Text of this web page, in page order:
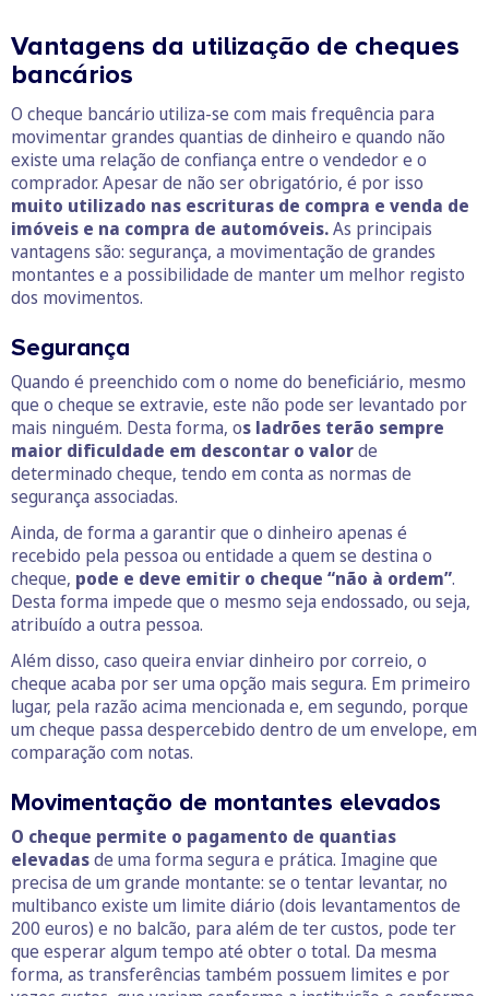
Vantagens da utilização de cheques
bancários
O cheque bancário utiliza-se com mais frequência para
movimentar grandes quantias de dinheiro e quando não
existe uma relação de confiança entre o vendedor e o
comprador. Apesar de não ser obrigatório, é por isso
muito utilizado nas escrituras de compra e venda de
imóveis e na compra de automóveis.As principais
vantagens são: segurança, a movimentação de grandes
montantes e a possibilidade de manter um melhor registo
dos movimentos.
Segurança
Quando é preenchido com o nome do beneficiário, mesmo
que o cheque se extravie, este não pode ser levantado por
mais ninguém. Desta forma, os ladrões terão sempre
maior dificuldade em descontar o valorde
determinado cheque, tendo em conta as normas de
segurança associadas.
Ainda, de forma a garantir que o dinheiro apenas é
recebido pela pessoa ou entidade a quem se destina o
cheque, pode e deve emitir o cheque “não à ordem”.
Desta forma impede que o mesmo seja endossado, ou seja,
atribuído a outra pessoa.
Além disso, caso queira enviar dinheiro por correio, o
cheque acaba por ser uma opção mais segura. Em primeiro
lugar, pela razão acima mencionada e, em segundo, porque
um cheque passa despercebido dentro de um envelope, em
comparação com notas.
Movimentação de montantes elevados
O cheque permite o pagamento de quantias
elevadasde uma forma segura e prática. Imagine que
precisa de um grande montante: se o tentar levantar, no
multibanco existe um limite diário (dois levantamentos de
200 euros) e no balcão, para além de ter custos, pode ter
que esperar algum tempo até obter o total. Da mesma
forma, as transferências também possuem limites e por